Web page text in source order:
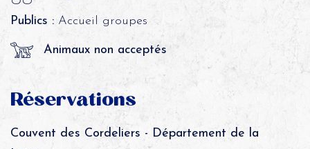
Publics :Accueil groupes
Animaux non acceptés
Réservations
Couvent des Cordeliers - Département de la